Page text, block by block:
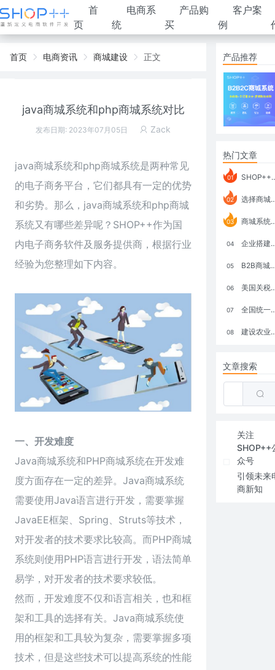
首
页
电商系
统
产品购
买
客户案
例
首页 电商资讯 商城建设 正文
java商城系统和php商城系统对比
发布日期: 2023年07月05日 Zack
java商城系统和php商城系统是两种常见
的电子商务平台，它们都具有一定的优势
和劣势。那么，java商城系统和php商城
系统又有哪些差异呢？ SHOP++作为国
内电子商务软件及服务提供商，根据行业
经验为您整理如下内容。
一、开发难度
Java商城系统和PHP商城系统在开发难
度方面存在一定的差异。Java商城系统
需要使用Java语言进行开发，需要掌握
JavaEE框架、Spring、Struts等技术，
对开发者的技术要求比较高。而PHP商城
系统则使用PHP语言进行开发，语法简单
易学，对开发者的技术要求较低。
然而，开发难度不仅和语言相关，也和框
架和工具的选择有关。Java商城系统使
用的框架和工具较为复杂，需要掌握多项
技术，但是这些技术可以提高系统的性能
产品推荐
热门文章
01 SHOP++ B2B2C V9.1 全新发布 新亮点
02 选择商城系统要考虑哪些问题？
03 商城系统如何打通跨境电商模式？
04 企业搭建积分商城系统要注意什么？
05 B2B商城系统搭建：开发语言、功能、优势分析
06 美国关税政策冲击全球电商格局：五大类平台受重创，转型与自救成关键
07 全国统一大市场：电商如何掘金新蓝海？
08 建设农业强国，网上商城来助力！
文章搜索
关注
SHOP++
众号
引领未来
商新知